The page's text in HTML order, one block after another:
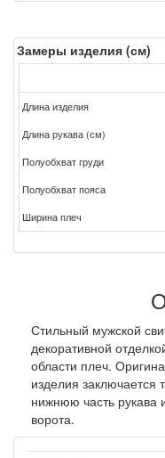
Замеры изделия (см)
Длина изделия
Длина рукава (см)
Полуобхват груди
Полуобхват пояса
Ширина плеч
Стильный мужской
декоративной
области плеч.
изделия заключается
нижнюю часть рукава
ворота.